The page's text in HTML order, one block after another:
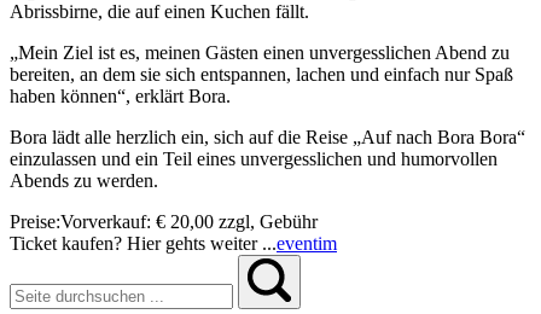
Abrissbirne, die auf einen Kuchen fällt.
„Mein Ziel ist es, meinen Gästen einen unvergesslichen Abend zu
bereiten, an dem sie sich entspannen, lachen und einfach nur Spaß
haben können“, erklärt Bora.
Bora lädt alle herzlich ein, sich auf die Reise „Auf nach Bora Bora“
einzulassen und ein Teil eines unvergesslichen und humorvollen
Abends zu werden.
Preise:Vorverkauf: € 20,00 zzgl, Gebühr
Ticket kaufen? Hier gehts weiter ...eventim